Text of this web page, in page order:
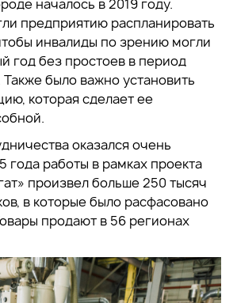
началось в 2019 году.
предприятию распланировать
инвалиды по зрению могли
год без простоев в период
Также было важно установить
которая сделает ее
оказался очень
года работы в рамках проекта
произвел больше 250 тысяч
в которые было расфасовано
продают в 56 регионах